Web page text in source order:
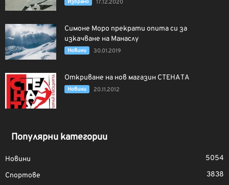
Избрано 17.12.2020
Симоне Моро прекрати опита си за
изкачване на Манаслу
Новини 30.01.2019
Откриване на нов магазин СТЕНАТА
Новини 20.11.2012
Популярни категории
Новини
5054
Спортове
3838